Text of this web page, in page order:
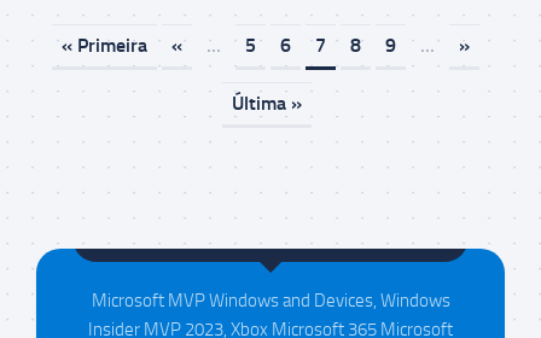
« Primeira « ... 5 6 7 8 9 ... »
Última »
Maison da Silva
Microsoft MVP Windows and Devices, Windows
Insider MVP 2023, Xbox Microsoft 365 Microsoft